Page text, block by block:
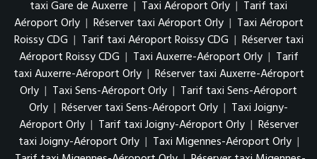
taxi Gare de Auxerre | Taxi Aéroport Orly | Tarif taxi
Aéroport Orly | Réserver taxi Aéroport Orly | Taxi Aéroport
Roissy CDG | Tarif taxi Aéroport Roissy CDG | Réserver taxi
Aéroport Roissy CDG | Taxi Auxerre-Aéroport Orly | Tarif
taxi Auxerre-Aéroport Orly | Réserver taxi Auxerre-Aéroport
Orly | Taxi Sens-Aéroport Orly | Tarif taxi Sens-Aéroport
Orly | Réserver taxi Sens-Aéroport Orly | Taxi Joigny-
Aéroport Orly | Tarif taxi Joigny-Aéroport Orly | Réserver
taxi Joigny-Aéroport Orly | Taxi Migennes-Aéroport Orly |